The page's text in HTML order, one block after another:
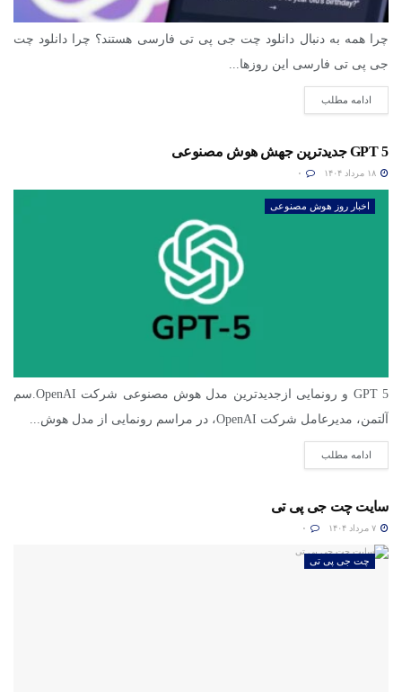
چرا همه به دنبال دانلود چت جی پی تی فارسی هستند؟ چرا دانلود چت
جی پی تی فارسی این روزها...
ادامه مطلب
GPT 5 جدیدترین جهش هوش مصنوعی
اخبار روز هوش مصنوعی
GPT 5 و رونمایی ازجدیدترین مدل هوش مصنوعی شرکت OpenAI.سم
آلتمن، مدیرعامل شرکت OpenAI، در مراسم رونمایی از مدل هوش...
ادامه مطلب
سایت چت جی پی تی
چت جی پی تی